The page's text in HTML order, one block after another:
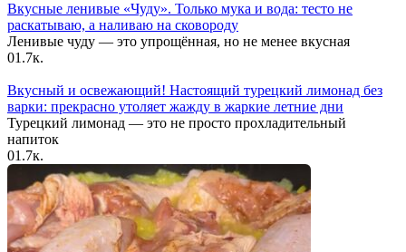
Вкусные ленивые «Чуду». Только мука и вода: тесто не
раскатываю, а наливаю на сковороду
Ленивые чуду — это упрощённая, но не менее вкусная
01.7к.
Вкусный и освежающий! Настоящий турецкий лимонад без
варки: прекрасно утоляет жажду в жаркие летние дни
Турецкий лимонад — это не просто прохладительный
напиток
01.7к.